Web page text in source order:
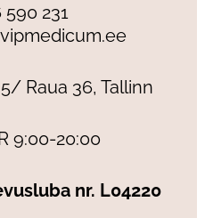
590 231
Raua 36, Tallinn
9:00-20:00
nr. L04220